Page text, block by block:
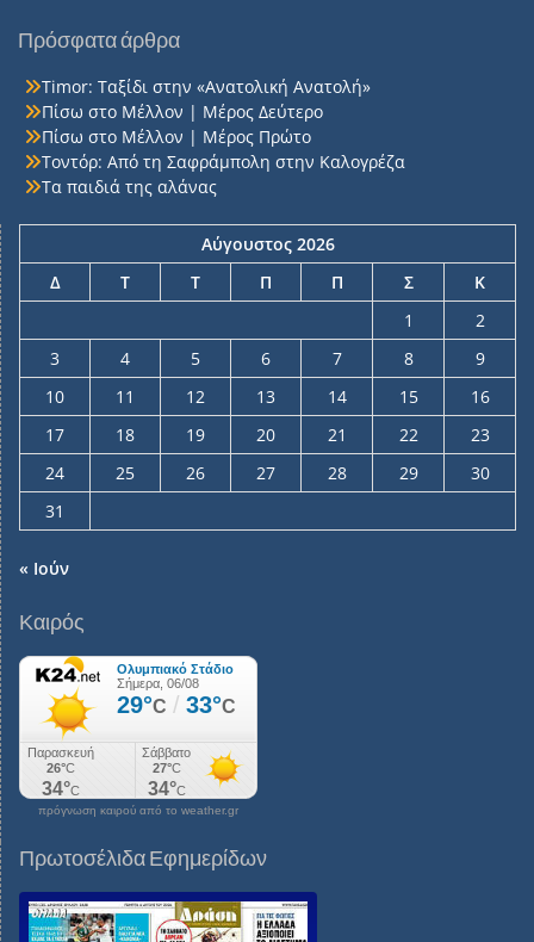
Πρόσφατα άρθρα
Timor: Ταξίδι στην «Ανατολική Ανατολή»
Πίσω στο Μέλλον | Μέρος Δεύτερο
Πίσω στο Μέλλον | Μέρος Πρώτο
Τοντόρ: Από τη Σαφράμπολη στην Καλογρέζα
Τα παιδιά της αλάνας
Αύγουστος 2026
Δ
Τ Τ Π Π Σ
Κ
1
2
3
4 5 6 7 8
9
10
11 12 13 14 15
16
17
18 19 20 21 22
23
24
25 26 27 28 29
30
31
« Ιούν
Καιρός
πρόγνωση καιρού από το weather.gr
Πρωτοσέλιδα Εφημερίδων